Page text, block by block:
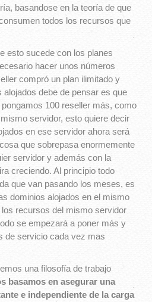
basandose en la teoría de que
todos los recursos que
esto sucede con los planes
hacer unos números
compró un plan ilimitado y
debe de pensar es que
100 reseller más, como
servidor, esto quiere decir
en ese servidor ahora será
que sobrepasa enormemente
servidor y además con la
creciendo. Al principio todo
que van pasando los meses, es
dominios alojados en el mismo
recursos del mismo servidor
se empezará a poner más y
de servicio cada vez mas
una filosofía de trabajo
basamos en asegurar una
e independiente de la carga